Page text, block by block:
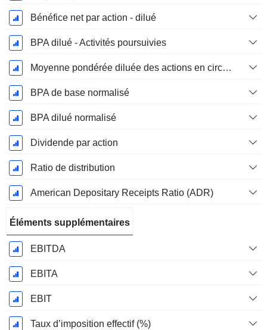
Bénéfice net par action - dilué
BPA dilué - Activités poursuivies
Moyenne pondérée diluée des actions en circulation
BPA de base normalisé
BPA dilué normalisé
Dividende par action
Ratio de distribution
American Depositary Receipts Ratio (ADR)
Éléments supplémentaires
EBITDA
EBITA
EBIT
Taux d’imposition effectif (%)